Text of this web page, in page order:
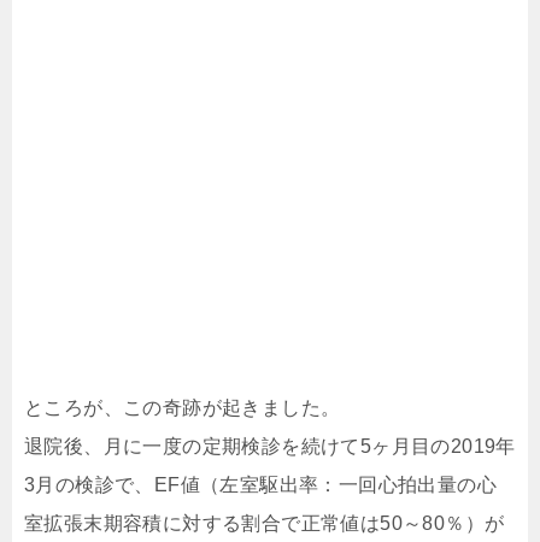
ところが、この奇跡が起きました。
退院後、月に一度の定期検診を続けて5ヶ月目の2019年
3月の検診で、EF値（左室駆出率：一回心拍出量の心
室拡張末期容積に対する割合で正常値は50～80％）が